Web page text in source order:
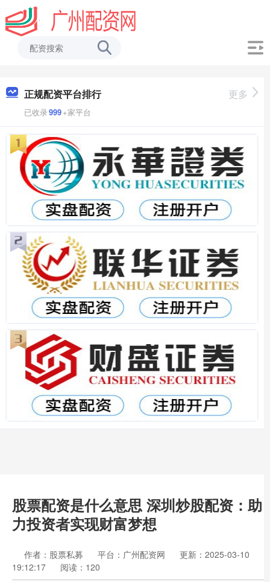
正规配资平台排行
已收录999+家平台
更多
股票配资是什么意思 深圳炒股配资：助
力投资者实现财富梦想
作者：股票私募 平台：广州配资网
更新：2025-03-10
19:12:17
阅读：120